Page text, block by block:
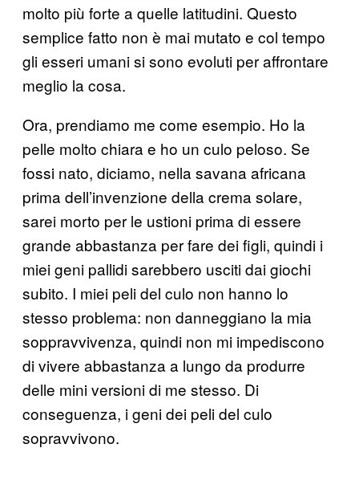
molto più forte a quelle latitudini. Questo
semplice fatto non è mai mutato e col tempo
gli esseri umani si sono evoluti per affrontare
meglio la cosa.
Ora, prendiamo me come esempio. Ho la
pelle molto chiara e ho un culo peloso. Se
fossi nato, diciamo, nella savana africana
prima dell’invenzione della crema solare,
sarei morto per le ustioni prima di essere
grande abbastanza per fare dei figli, quindi i
miei geni pallidi sarebbero usciti dai giochi
subito. I miei peli del culo non hanno lo
stesso problema: non danneggiano la mia
soppravvivenza, quindi non mi impediscono
di vivere abbastanza a lungo da produrre
delle mini versioni di me stesso. Di
conseguenza, i geni dei peli del culo
sopravvivono.